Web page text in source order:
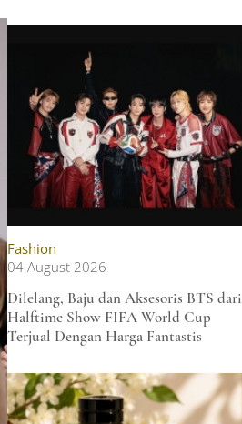
Fashion
04 August 2026
Dilelang, Baju dan Aksesoris BTS dari
Halftime Show FIFA World Cup
Terjual Dengan Harga Fantastis